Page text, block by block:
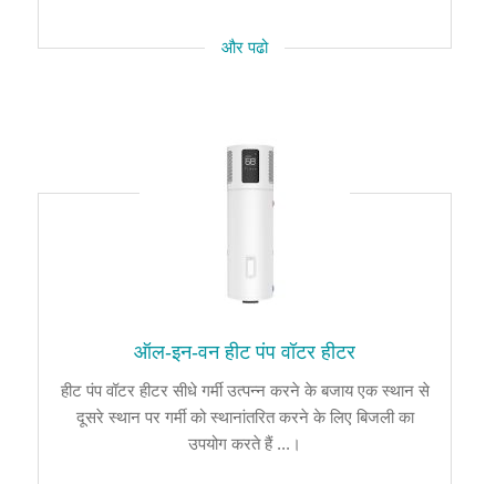
और पढो
ऑल-इन-वन हीट पंप वॉटर हीटर
हीट पंप वॉटर हीटर सीधे गर्मी उत्पन्न करने के बजाय एक स्थान से
दूसरे स्थान पर गर्मी को स्थानांतरित करने के लिए बिजली का
उपयोग करते हैं ...।